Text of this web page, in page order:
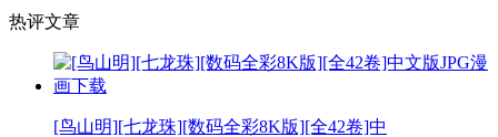
热评文章
[鸟山明][七龙珠][数码全彩8K版][全42卷]中